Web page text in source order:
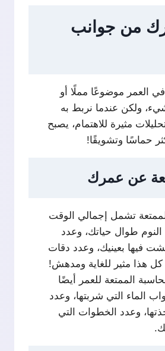
من جوانب
في العمر موضوعًا مملًا أو
ولكن عندما نربط به
مثيرة للاهتمام، يصبح
حماسًا وتشويقًا!
عن عمرك
تشمل إجمالي الوقت
طوال حياتك، وعدد
فيها بعينيك، وعدد دقات
هذا مثير للغاية ومدهش!
الممتعة للعمر أيضًا
الماء التي شربتها، وعدد
وعدد الخطوات التي